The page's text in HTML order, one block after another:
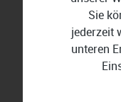
Sie
jederzeit
unteren